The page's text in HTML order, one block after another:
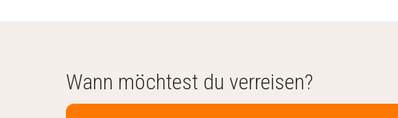
Wann möchtest du verreisen?